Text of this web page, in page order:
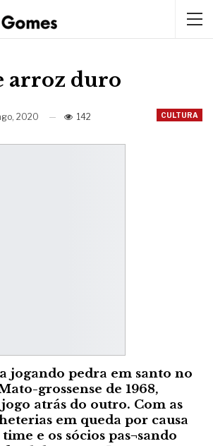
arroz duro
CULTURA
2020 142
jogando pedra em santo no
grossense de 1968,
atrás do outro. Com as
em queda por causa
e os sócios pas¬sando